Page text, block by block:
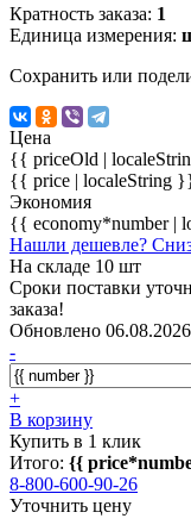
Кратность заказа: 1
Единица измерения:
Сохранить или
Цена
{{ priceOld |
{{ price | localeString
Экономия
{{ economy*number |
Нашли дешевле?
На складе 10 шт
Сроки поставки
заказа!
Обновлено 06.08.2026
-
+
В корзину
Купить в 1 клик
Итого: {{
8-800-600-90-26
Уточнить цену